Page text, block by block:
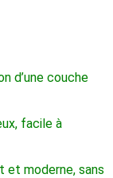
d’une couche
facile à
et moderne, sans